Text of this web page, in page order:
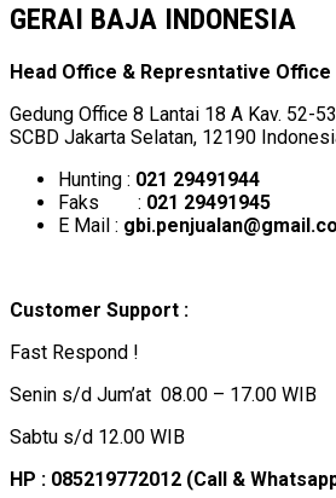
GERAI BAJA INDONESIA
Head Office & Represntative Office
Gedung Office 8 Lantai 18 A Kav. 52-
SCBD Jakarta Selatan, 12190
Hunting : 021 29491944
Faks : 021 29491945
E Mail :
Customer Support :
Fast Respond !
Senin s/d Jum’at 08.00 – 17.00 WIB
Sabtu s/d 12.00 WIB
HP : 085219772012 (Call &